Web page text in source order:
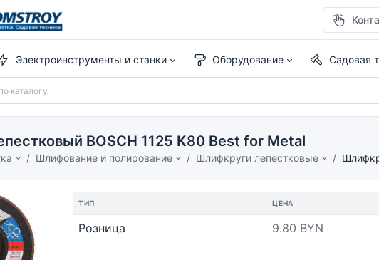
Электроинструменты и станки Оборудование Садовая
BOSCH 1125 K80 Best for Metal
Шлифование и полирование Шлифкруги лепестковые
ТИП ЦЕНА
Розница 9.80 BYN